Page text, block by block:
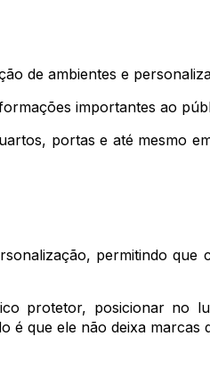
de ambientes e
importantes ao
portas e até mesmo
permitindo
protetor, posicionar no
é que ele não deixa marcas